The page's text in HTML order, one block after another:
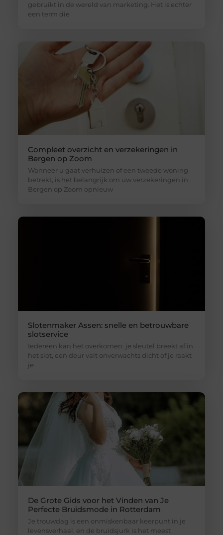
gebruikt in de wereld van marketing. Het is echter
een term die
Compleet overzicht en verzekeringen in
Bergen op Zoom
Wanneer u gaat verhuizen of een tweede woning
betrekt, is het belangrijk om uw verzekeringen in
Bergen op Zoom opnieuw
Slotenmaker Assen: snelle en betrouwbare
slotservice
Iedereen kan het overkomen: je sleutel breekt af in
het slot, een deur valt onverwachts dicht of je raakt
je
De Grote Gids voor het Vinden van Je
Perfecte Bruidsmode in Rotterdam
Je trouwdag is een onmiskenbaar keerpunt in je
levensverhaal, en de bruidsjurk is het meest